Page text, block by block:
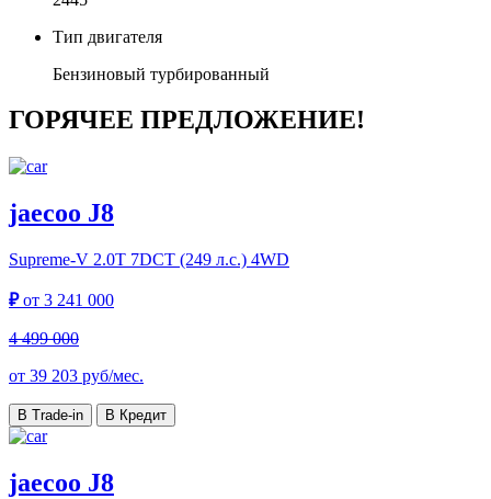
Тип двигателя
Бензиновый турбированный
ГОРЯЧЕЕ ПРЕДЛОЖЕНИЕ!
jaecoo J8
Supreme-V 2.0T 7DCT (249 л.с.) 4WD
₽от 3 241 000
4 499 000
от 39 203 руб/мес.
В Trade-in В Кредит
jaecoo J8